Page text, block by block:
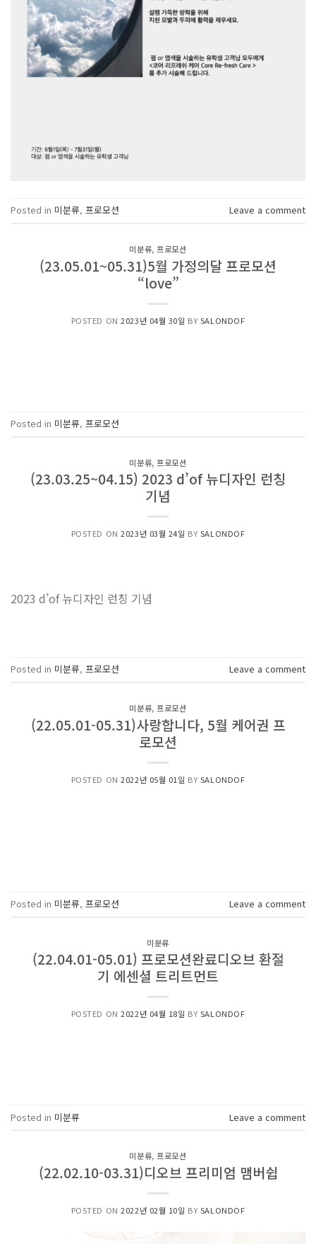
Posted in 미분류, 프로모션 Leave a comment
미분류, 프로모션
(23.05.01~05.31)5월 가정의달 프로모션
“love”
POSTED ON2023년 04월 30일 BY SALONDOF
Posted in 미분류, 프로모션
미분류, 프로모션
(23.03.25~04.15) 2023 d’of 뉴디자인 런칭
기념
POSTED ON2023년 03월 24일 BY SALONDOF
2023 d’of 뉴디자인 런칭 기념
Posted in 미분류, 프로모션 Leave a comment
미분류, 프로모션
(22.05.01-05.31)사랑합니다, 5월 케어권 프
로모션
POSTED ON2022년 05월 01일 BY SALONDOF
Posted in 미분류, 프로모션 Leave a comment
미분류
(22.04.01-05.01) 프로모션완료디오브 환절
기 에센셜 트리트먼트
POSTED ON2022년 04월 18일 BY SALONDOF
Posted in 미분류 Leave a comment
미분류,프로모션
(22.02.10-03.31)디오브 프리미엄 맴버쉽
POSTED ON2022년 02월 10일 BY SALONDOF